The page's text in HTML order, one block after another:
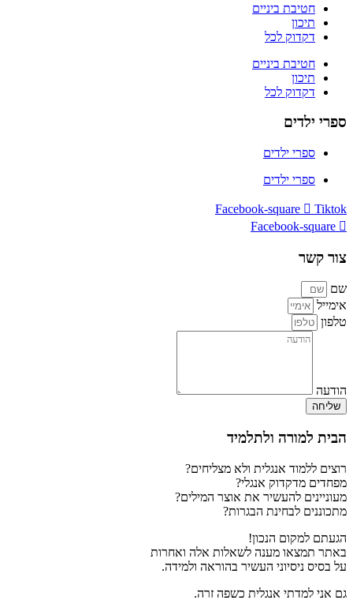
חטיבת ביניים
תיכון
דקדוק לכל
חטיבת ביניים
תיכון
דקדוק לכל
ספרי ילדים
ספרי ילדים
ספרי ילדים
Facebook-square
Tiktok
Facebook-square
צור קשר
שם
אימייל
טלפון
הודעה
שליחה
הבית למורה ולתלמיד
רוצים ללמוד אנגלית ולא מצליחים?
מפחדים מדקדוק אנגלי?
מעוניינים להעשיר את אוצר המילים?
מתכוננים לבחינת הבגרות?
הגעתם למקום הנכון!
באתר תמצאו מענה לשאלות אלה ואחרות
על בסיס ניסיוני העשיר בהוראה ולמידה.
גם אני למדתי אנגלית כשפה זרה.